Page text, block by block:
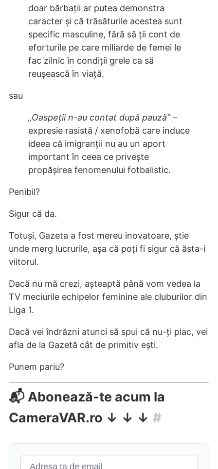
doar bărbații ar putea demonstra
caracter și că trăsăturile acestea sunt
specific masculine, fără să ții cont de
eforturile pe care miliarde de femei le
fac zilnic în condiții grele ca să
reușească în viață.
sau
„Oaspeții n-au contat după pauză”–
expresie rasistă / xenofobă care induce
ideea că imigranții nu au un aport
important în ceea ce privește
propășirea fenomenului fotbalistic.
Penibil?
Sigur că da.
Totuși, Gazeta a fost mereu inovatoare, știe
unde merg lucrurile, așa că poți fi sigur că ăsta-i
viitorul.
Dacă nu mă crezi, așteaptă până vom vedea la
TV meciurile echipelor feminine ale cluburilor din
Liga 1.
Dacă vei îndrăzni atunci să spui că nu-ți plac, vei
afla de la Gazetă cât de primitiv ești.
Punem pariu?
📬 Abonează-te acum la
CameraVAR.ro ↓ ↓ ↓ #